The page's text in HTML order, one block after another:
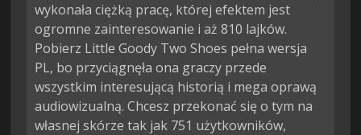
wykonała ciężką pracę, której efektem jest
ogromne zainteresowanie i aż 810 lajków.
Pobierz Little Goody Two Shoes pełna wersja
PL, bo przyciągnęła ona graczy przede
wszystkim interesującą historią i mega oprawą
audiowizualną. Chcesz przekonać się o tym na
własnej skórze tak jak 751 użytkowników,